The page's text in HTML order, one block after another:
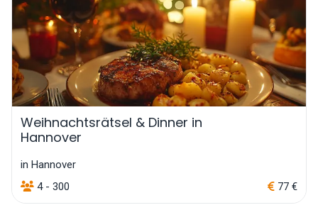
Weihnachtsrätsel & Dinner in
Hannover
in Hannover
4 - 300
77 €